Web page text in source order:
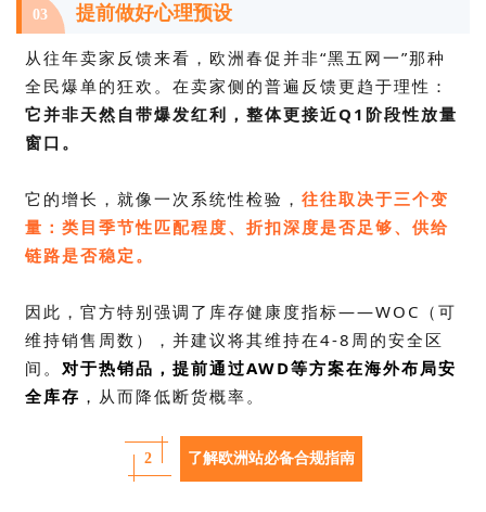
03 提前做好心理预设
从往年卖家反馈来看，欧洲春促并非“黑五网一”那种
全民爆单的狂欢。在卖家侧的普遍反馈更趋于理性：
它并非天然自带爆发红利，整体更接近Q1阶段性放量
窗口 。
它的增长，就像一次系统性检验， 往往取决于三个变
量： 类目季节性匹配程度、折扣深度是否足够、供给
链路是否稳定 。
因此， 官方特别强调了 库存健康度指标——WOC（可
维持销售周数）
， 并建议将其维持在4-8周 的安全区
间。 对于热销品，提前通过AWD等方案在海外布局安
全库存 ， 从而降低断货概率 。
2 了解欧洲站必备合规指南